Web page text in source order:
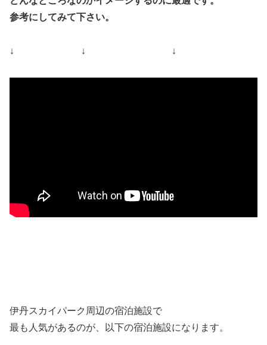
参考にしてみて下さい。
↓ ↓ ↓
伊丹スカイパーク周辺の宿泊施設で
最も人気があるのが、以下の宿泊施設になります。